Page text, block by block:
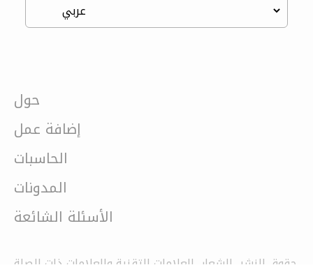
حول
إضافة عمل
الحاسبات
المدونات
الأسئلة الشائعة